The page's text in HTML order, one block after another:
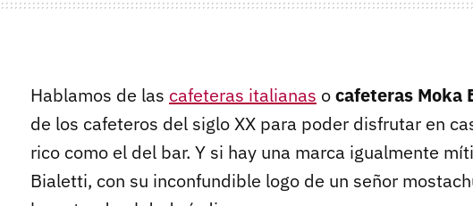
Hablamos de las cafeteras italianas ocafeteras Moka
de los cafeteros del siglo XX para poder disfrutar en
rico como el del bar. Y si hay una marca igualmente
Bialetti, con su inconfundible logo de un señor